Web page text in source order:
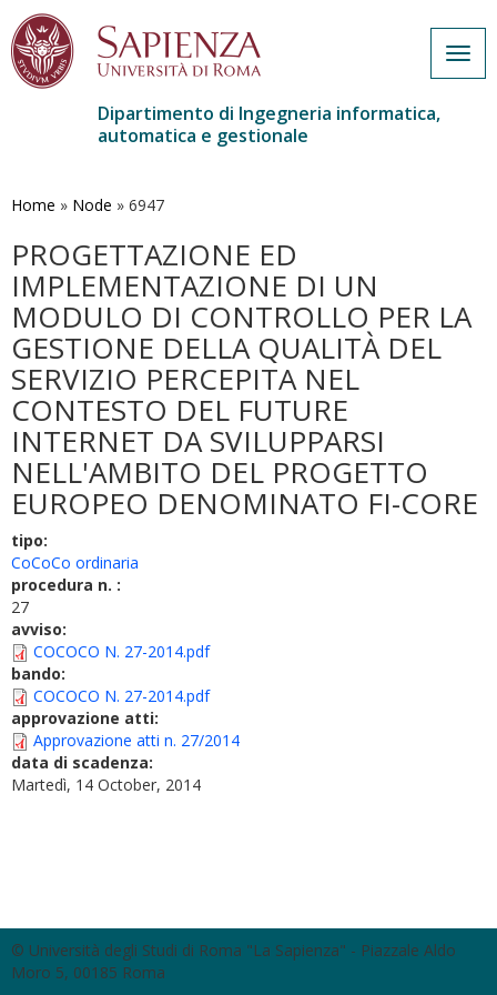
contenuto
Dipartimento di Ingegneria informatica,
automatica e gestionale
Home » Node » 6947
PROGETTAZIONE ED
IMPLEMENTAZIONE DI UN
MODULO DI CONTROLLO PER LA
GESTIONE DELLA QUALITÀ DEL
SERVIZIO PERCEPITA NEL
CONTESTO DEL FUTURE
INTERNET DA SVILUPPARSI
NELL'AMBITO DEL PROGETTO
EUROPEO DENOMINATO FI-CORE
tipo:
CoCoCo ordinaria
procedura n. :
27
avviso:
COCOCO N. 27-2014.pdf
bando:
COCOCO N. 27-2014.pdf
approvazione atti:
Approvazione atti n. 27/2014
data di scadenza:
Martedì, 14 October, 2014
© Università degli Studi di Roma "La Sapienza" - Piazzale Aldo
Moro 5, 00185 Roma